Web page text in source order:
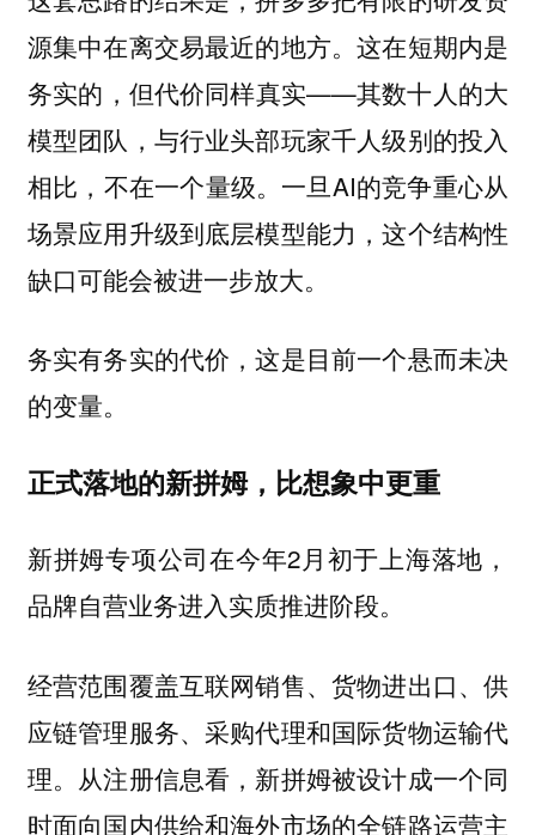
源集中在离交易最近的地方。这在短期内是
务实的，但代价同样真实——其数十人的大
模型团队，与行业头部玩家千人级别的投入
相比，不在一个量级。一旦AI的竞争重心从
场景应用升级到底层模型能力，这个结构性
缺口可能会被进一步放大。
务实有务实的代价，这是目前一个悬而未决
的变量。
正式落地的新拼姆，比想象中更重
新拼姆专项公司在今年2月初于上海落地，
品牌自营业务进入实质推进阶段。
经营范围覆盖互联网销售、货物进出口、供
应链管理服务、采购代理和国际货物运输代
理。从注册信息看，新拼姆被设计成一个同
时面向国内供给和海外市场的全链路运营主